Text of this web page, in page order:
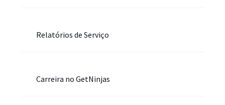
Relatórios de Serviço
Carreira no GetNinjas